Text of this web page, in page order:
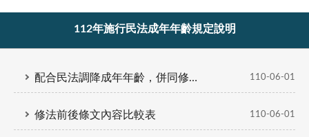
112年施行民法成年年齡規定說明
配合民法調降成年年齡，併同修正之其他法律 110-06-01
修法前後條文內容比較表 110-06-01